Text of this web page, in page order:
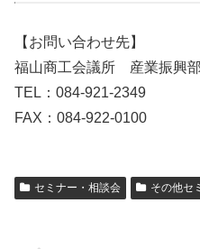
【お問い合わせ先】
福山商工会議所 産業振興
TEL：084-921-2349
FAX：084-922-0100
セミナー・相談会 その他セ